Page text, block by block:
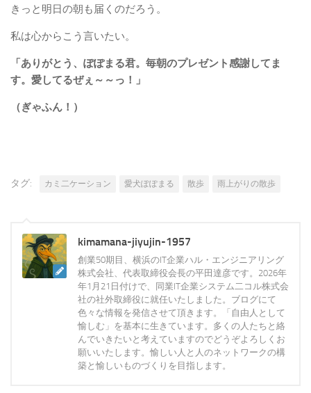
きっと明日の朝も届くのだろう。
私は心からこう言いたい。
「ありがとう、ぽぽまる君。毎朝のプレゼント感謝してま
す。愛してるぜぇ～～っ！」
（ぎゃふん！）
タグ: カミ二ケーション 愛犬ぽぽまる 散歩 雨上がりの散歩
kimamana-jiyujin-1957
創業50期目、横浜のIT企業ハル・エンジニアリング
株式会社、代表取締役会長の平田達彦です。2026年
年1月21日付けで、同業IT企業システム二コル株式会
社の社外取締役に就任いたしました。ブログにて
色々な情報を発信させて頂きます。「自由人として
愉しむ」を基本に生きています。多くの人たちと絡
んでいきたいと考えていますのでどうぞよろしくお
願いいたします。愉しい人と人のネットワークの構
築と愉しいものづくりを目指します。